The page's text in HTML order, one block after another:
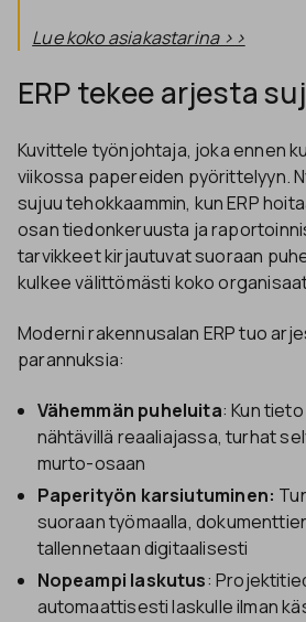
Lue koko asiakastarina >>
ERP tekee arjesta
Kuvittele työnjohtaja, joka ennen
viikossa papereiden pyörittelyyn.
sujuu tehokkaammin, kun ERP
osan tiedonkeruusta ja
tarvikkeet kirjautuvat suoraan
kulkee välittömästi koko
Moderni rakennusalan ERP tuo
parannuksia:
Vähemmän puheluita: Kun
nähtävillä reaaliajassa, turhat
murto-osaan
Paperityön karsiutuminen:
suoraan työmaalla,
tallennetaan digitaalisesti
Nopeampi laskutus:
automaattisesti laskulle ilman